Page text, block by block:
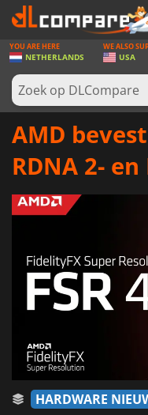
SPELLEN
GAME CARDS
SOFTWARE
LOG IN OF REGISTREER
YOU ARE HERE
NETHERLANDS
WE ALSO
USA
AMD
RDNA 2- en
HARDWARE